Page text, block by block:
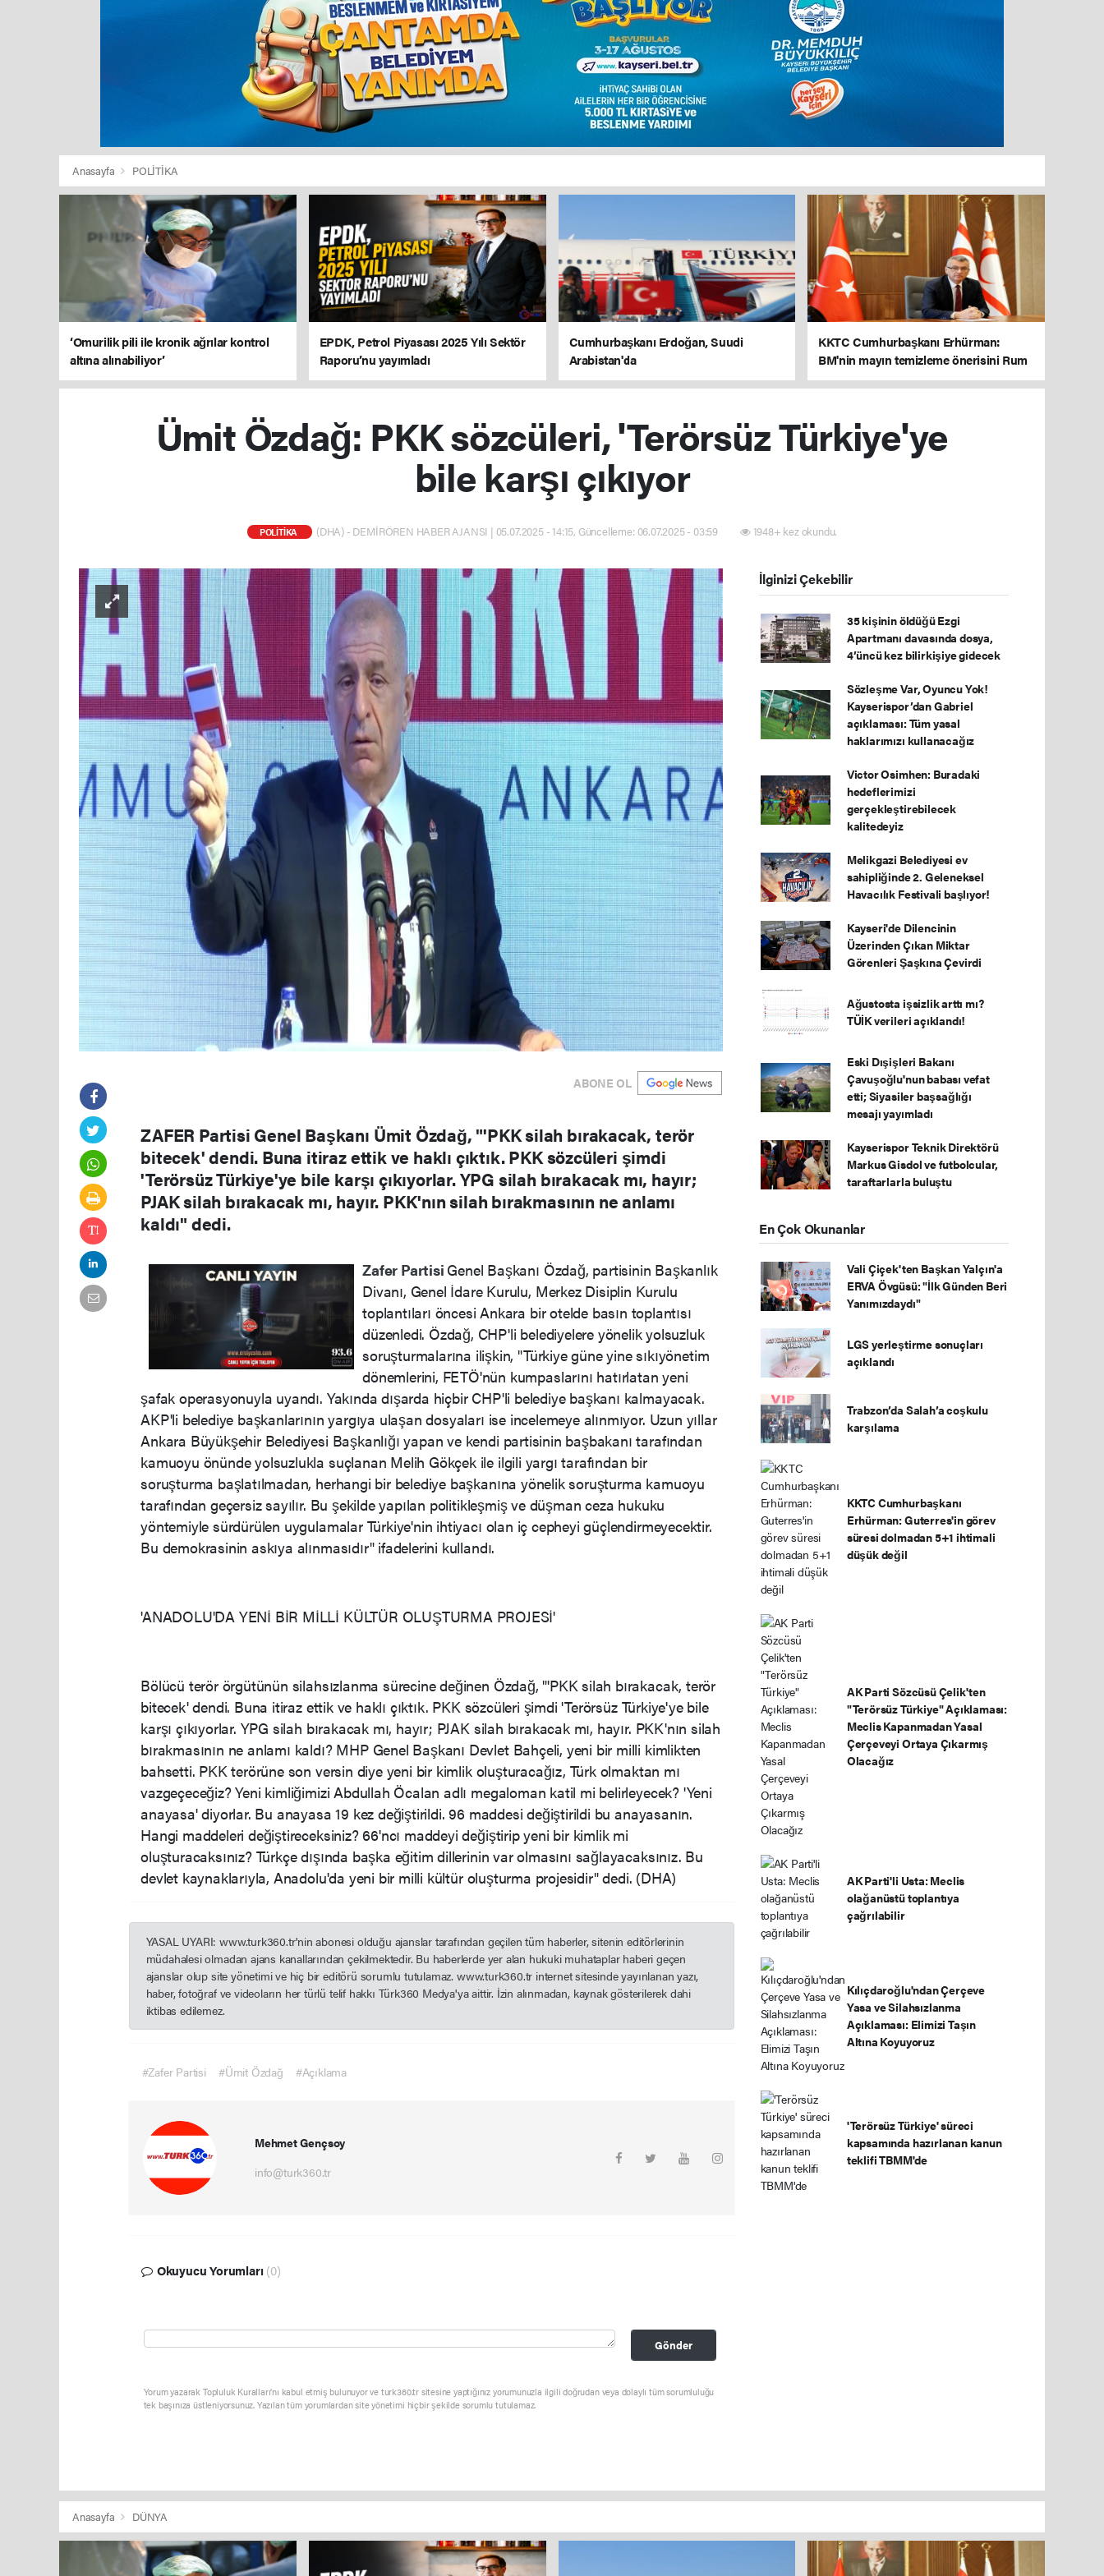
Anasayfa POLİTİKA
‘Omurilik pili ile kronik ağrılar kontrol
altına alınabiliyor’
EPDK, Petrol Piyasası 2025 Yılı Sektör
Raporu’nu yayımladı
Cumhurbaşkanı Erdoğan, Suudi
Arabistan'da
KKTC Cumhurbaşkanı Erhürman:
BM'nin mayın temizleme önerisini Rum
tarafı reddetti!
Ümit Özdağ: PKK sözcüleri, 'Terörsüz Türkiye'ye
bile karşı çıkıyor
POLİTİKA (DHA) - DEMİRÖREN HABER AJANSI | 05.07.2025 - 14:15, Güncelleme: 06.07.2025 - 03:59 1948+ kez okundu.
ABONE OL
ZAFER Partisi Genel Başkanı Ümit Özdağ, "'PKK silah bırakacak, terör
bitecek' dendi. Buna itiraz ettik ve haklı çıktık. PKK sözcüleri şimdi
'Terörsüz Türkiye'ye bile karşı çıkıyorlar. YPG silah bırakacak mı, hayır;
PJAK silah bırakacak mı, hayır. PKK'nın silah bırakmasının ne anlamı
kaldı" dedi.
Zafer Partisi Genel Başkanı Özdağ, partisinin Başkanlık
Divanı, Genel İdare Kurulu, Merkez Disiplin Kurulu
toplantıları öncesi Ankara bir otelde basın toplantısı
düzenledi. Özdağ, CHP'li belediyelere yönelik yolsuzluk
soruşturmalarına ilişkin, "Türkiye güne yine sıkıyönetim
dönemlerini, FETÖ'nün kumpaslarını hatırlatan yeni
şafak operasyonuyla uyandı. Yakında dışarda hiçbir CHP'li belediye başkanı kalmayacak.
AKP'li belediye başkanlarının yargıya ulaşan dosyaları ise incelemeye alınmıyor. Uzun yıllar
Ankara Büyükşehir Belediyesi Başkanlığı yapan ve kendi partisinin başbakanı tarafından
kamuoyu önünde yolsuzlukla suçlanan Melih Gökçek ile ilgili yargı tarafından bir
soruşturma başlatılmadan, herhangi bir belediye başkanına yönelik soruşturma kamuoyu
tarafından geçersiz sayılır. Bu şekilde yapılan politikleşmiş ve düşman ceza hukuku
yöntemiyle sürdürülen uygulamalar Türkiye'nin ihtiyacı olan iç cepheyi güçlendirmeyecektir.
Bu demokrasinin askıya alınmasıdır" ifadelerini kullandı.
'ANADOLU'DA YENİ BİR MİLLİ KÜLTÜR OLUŞTURMA PROJESİ'
Bölücü terör örgütünün silahsızlanma sürecine değinen Özdağ, "'PKK silah bırakacak, terör
bitecek' dendi. Buna itiraz ettik ve haklı çıktık. PKK sözcüleri şimdi 'Terörsüz Türkiye'ye bile
karşı çıkıyorlar. YPG silah bırakacak mı, hayır; PJAK silah bırakacak mı, hayır. PKK'nın silah
bırakmasının ne anlamı kaldı? MHP Genel Başkanı Devlet Bahçeli, yeni bir milli kimlikten
bahsetti. PKK terörüne son versin diye yeni bir kimlik oluşturacağız, Türk olmaktan mı
vazgeçeceğiz? Yeni kimliğimizi Abdullah Öcalan adlı megaloman katil mi belirleyecek? 'Yeni
anayasa' diyorlar. Bu anayasa 19 kez değiştirildi. 96 maddesi değiştirildi bu anayasanın.
Hangi maddeleri değiştireceksiniz? 66'ncı maddeyi değiştirip yeni bir kimlik mi
oluşturacaksınız? Türkçe dışında başka eğitim dillerinin var olmasını sağlayacaksınız. Bu
devlet kaynaklarıyla, Anadolu'da yeni bir milli kültür oluşturma projesidir" dedi. (DHA)
YASAL UYARI: www.turk360.tr'nin abonesi olduğu ajanslar tarafından geçilen tüm haberler, sitenin editörlerinin
müdahalesi olmadan ajans kanallarından çekilmektedir. Bu haberlerde yer alan hukuki muhataplar haberi geçen
ajanslar olup site yönetimi ve hiç bir editörü sorumlu tutulamaz. www.turk360.tr internet sitesinde yayınlanan yazı,
haber, fotoğraf ve videoların her türlü telif hakkı Türk360 Medya'ya aittir. İzin alınmadan, kaynak gösterilerek dahi
iktibas edilemez.
#Zafer Partisi #Ümit Özdağ #Açıklama
Mehmet Gençsoy
info@turk360.tr
Okuyucu Yorumları (0)
Gönder
Yorum yazarak Topluluk Kuralları’nı kabul etmiş bulunuyor ve turk360.tr sitesine yaptığınız yorumunuzla ilgili doğrudan veya dolaylı tüm sorumluluğu
tek başınıza üstleniyorsunuz. Yazılan tüm yorumlardan site yönetimi hiçbir şekilde sorumlu tutulamaz.
İlginizi Çekebilir
35 kişinin öldüğü Ezgi
Apartmanı davasında dosya,
4’üncü kez bilirkişiye gidecek
Sözleşme Var, Oyuncu Yok!
Kayserispor’dan Gabriel
açıklaması: Tüm yasal
haklarımızı kullanacağız
Victor Osimhen: Buradaki
hedeflerimizi
gerçekleştirebilecek
kalitedeyiz
Melikgazi Belediyesi ev
sahipliğinde 2. Geleneksel
Havacılık Festivali başlıyor!
Kayseri'de Dilencinin
Üzerinden Çıkan Miktar
Görenleri Şaşkına Çevirdi
Ağustosta işsizlik arttı mı?
TÜİK verileri açıklandı!
Eski Dışişleri Bakanı
Çavuşoğlu'nun babası vefat
etti; Siyasiler başsağlığı
mesajı yayımladı
Kayserispor Teknik Direktörü
Markus Gisdol ve futbolcular,
taraftarlarla buluştu
En Çok Okunanlar
Vali Çiçek'ten Başkan Yalçın'a
ERVA Övgüsü: "İlk Günden Beri
Yanımızdaydı"
LGS yerleştirme sonuçları
açıklandı
Trabzon’da Salah’a coşkulu
karşılama
KKTC Cumhurbaşkanı
Erhürman: Guterres'in görev
süresi dolmadan 5+1 ihtimali
düşük değil
AK Parti Sözcüsü Çelik'ten
"Terörsüz Türkiye" Açıklaması:
Meclis Kapanmadan Yasal
Çerçeveyi Ortaya Çıkarmış
Olacağız
AK Parti'li Usta: Meclis
olağanüstü toplantıya
çağrılabilir
Kılıçdaroğlu'ndan Çerçeve
Yasa ve Silahsızlanma
Açıklaması: Elimizi Taşın
Altına Koyuyoruz
'Terörsüz Türkiye' süreci
kapsamında hazırlanan kanun
teklifi TBMM'de
Anasayfa DÜNYA